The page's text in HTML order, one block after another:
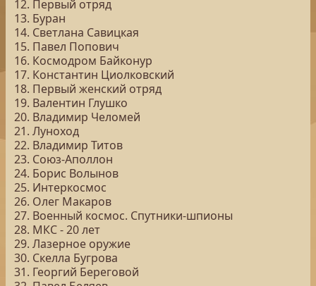
12. Первый отряд
13. Буран
14. Светлана Савицкая
15. Павел Попович
16. Космодром Байконур
17. Константин Циолковский
18. Первый женский отряд
19. Валентин Глушко
20. Владимир Челомей
21. Луноход
22. Владимир Титов
23. Союз-Аполлон
24. Борис Волынов
25. Интеркосмос
26. Олег Макаров
27. Военный космос. Спутники-шпионы
28. МКС - 20 лет
29. Лазерное оружие
30. Скелла Бугрова
31. Георгий Береговой